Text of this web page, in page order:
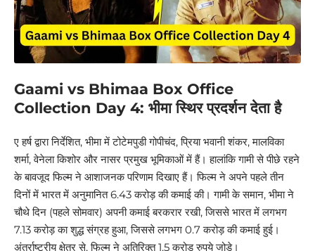
Gaami vs Bhimaa Box Office
Collection Day 4: भीमा स्थिर प्रदर्शन देता है
ए हर्ष द्वारा निर्देशित, भीमा में टोटेमपुडी गोपीचंद, प्रिया भवानी शंकर, मालविका
शर्मा, वेनेला किशोर और नासर प्रमुख भूमिकाओं में हैं। हालांकि गामी से पीछे रहने
के बावजूद फिल्म ने आशाजनक परिणाम दिखाए हैं। फिल्म ने अपने पहले तीन
दिनों में भारत में अनुमानित 6.43 करोड़ की कमाई की। गामी के समान, भीमा ने
चौथे दिन (पहले सोमवार) अपनी कमाई बरकरार रखी, जिससे भारत में लगभग
7.13 करोड़ का शुद्ध संग्रह हुआ, जिससे लगभग 0.7 करोड़ की कमाई हुई।
अंतर्राष्ट्रीय क्षेत्र से, फिल्म ने अतिरिक्त 1.5 करोड़ रुपये जोड़े।